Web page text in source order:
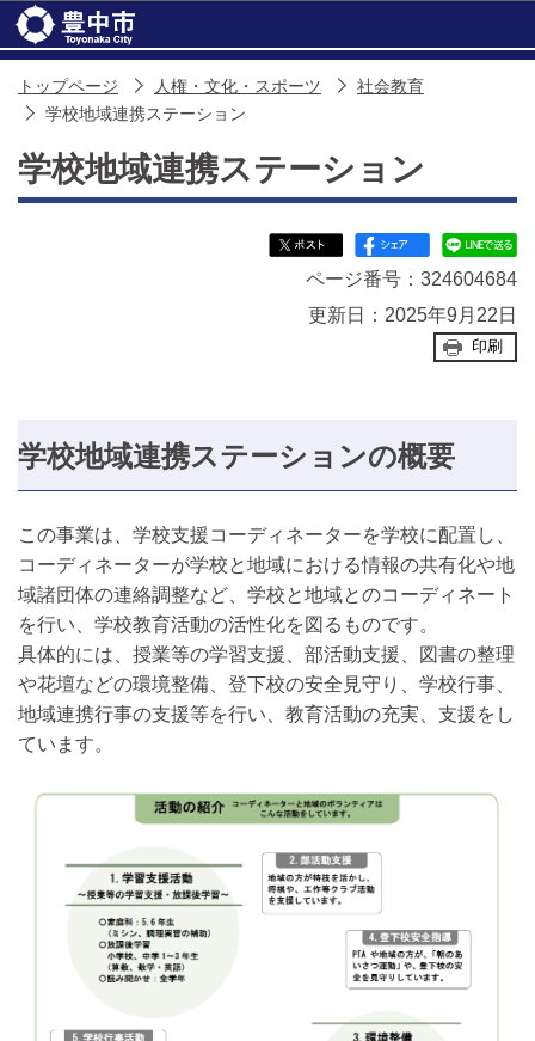
トップページ 人権・文化・スポーツ
社会教育
学校地域連携ステーション
学校地域連携ステーション
ページ番号：324604684
更新日：2025年9月22日
印刷
学校地域連携ステーションの概要
この事業は、学校支援コーディネーターを学校に配置し、
コーディネーターが学校と地域における情報の共有化や地
域諸団体の連絡調整など、学校と地域とのコーディネート
を行い、学校教育活動の活性化を図るものです。
具体的には、授業等の学習支援、部活動支援、図書の整理
や花壇などの環境整備、登下校の安全見守り、学校行事、
地域連携行事の支援等を行い、教育活動の充実、支援をし
ています。